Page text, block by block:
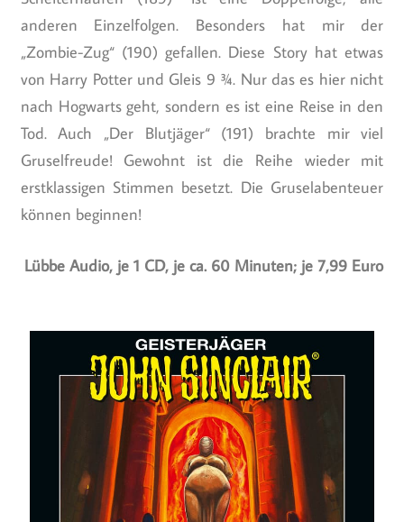
anderen Einzelfolgen. Besonders hat mir der
„Zombie-Zug“ (190) gefallen. Diese Story hat etwas
von Harry Potter und Gleis 9 ¾. Nur das es hier nicht
nach Hogwarts geht, sondern es ist eine Reise in den
Tod. Auch „Der Blutjäger“ (191) brachte mir viel
Gruselfreude! Gewohnt ist die Reihe wieder mit
erstklassigen Stimmen besetzt. Die Gruselabenteuer
können beginnen!
Lübbe Audio, je 1 CD, je ca. 60 Minuten; je 7,99 Euro